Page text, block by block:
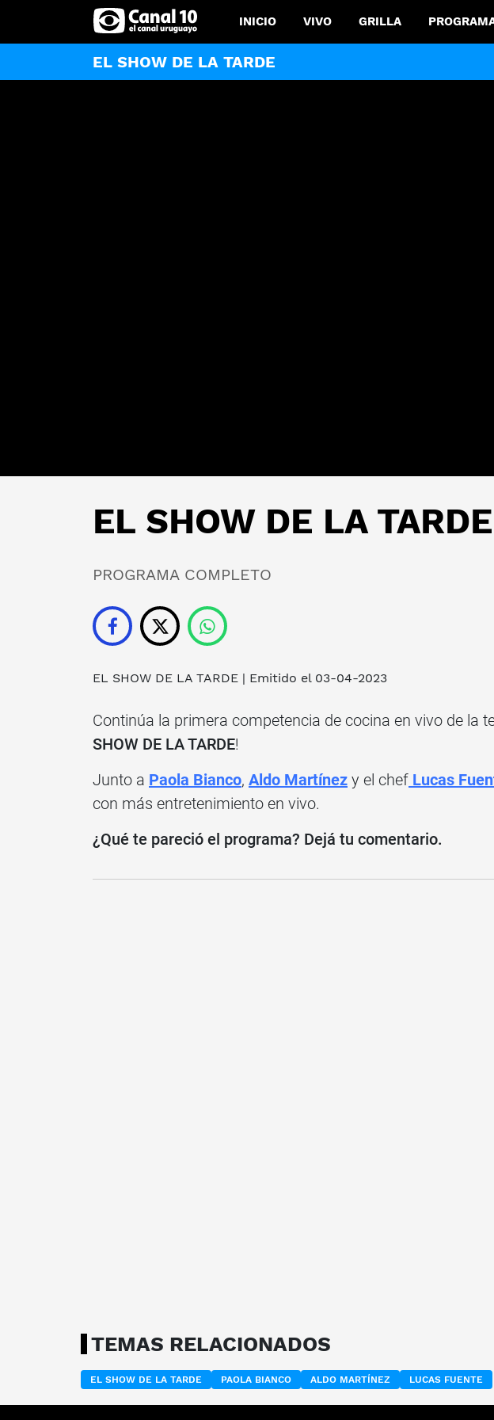
INICIO VIVO GRILLA
EL SHOW DE LA TARDE
EL SHOW DE LA
PROGRAMA COMPLETO
EL SHOW DE LA TARDE | Emitido el 03-04-2023
Continúa la primera competencia de cocina en vivo de la
SHOW DE LA TARDE!
Junto a Paola Bianco, Aldo Martínez y el chef Lucas
con más entretenimiento en vivo.
¿Qué te pareció el programa? Dejá tu comentario.
TEMAS RELACIONADOS
EL SHOW DE LA TARDE PAOLA BIANCO ALDO MARTÍNEZ LUCAS FUENTE